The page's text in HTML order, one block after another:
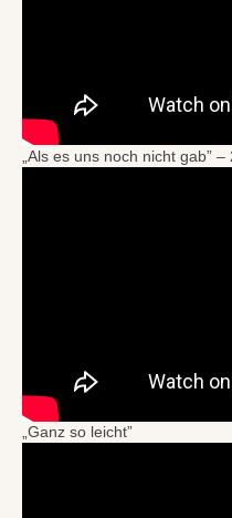
„Als es uns noch nicht gab”
„Ganz so leicht”